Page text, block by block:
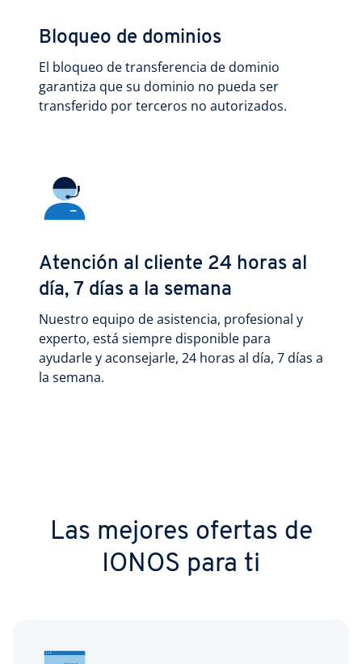
Bloqueo de dominios
El bloqueo de transferencia de dominio
garantiza que su dominio no pueda ser
transferido por terceros no autorizados.
Atención al cliente 24 horas al
día, 7 días a la semana
Nuestro equipo de asistencia, profesional y
experto, está siempre disponible para
ayudarle y aconsejarle, 24 horas al día, 7 días a
la semana.
Las mejores ofertas de
IONOS para ti